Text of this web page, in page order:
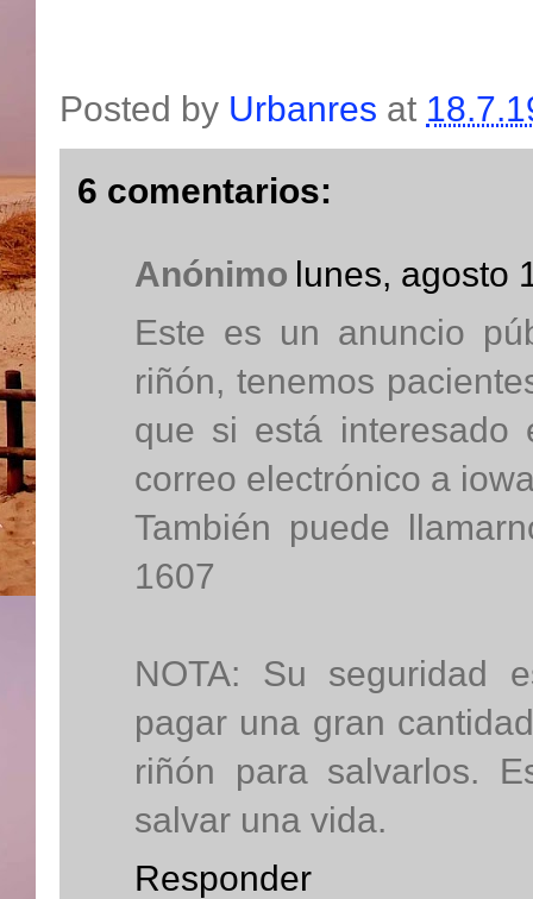
Posted by Urbanres at
6 comentarios:
Anónimo lunes, agosto
Este es un anuncio
riñón, tenemos
que si está interesado
correo electrónico a
También puede
1607
NOTA: Su seguridad
pagar una gran
riñón para salvarlos.
salvar una vida.
Responder